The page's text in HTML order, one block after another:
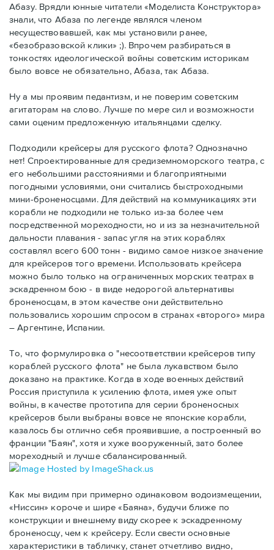
Абазу. Врядли юнные читатели «Моделиста Конструктора»
знали, что Абаза по легенде являлся членом
несуществовавшей, как мы установили ранее,
«безобразовской клики» ;). Впрочем разбираться в
тонкостях идеологической войны советским историкам
было вовсе не обязательно, Абаза, так Абаза.
Ну а мы проявим педантизм, и не поверим советским
агитаторам на слово. Лучше по мере сил и возможности
сами оценим предложенную итальянцами сделку.
Подходили крейсеры для русского флота? Однозначно
нет! Спроектированные для средиземноморского театра, с
его небольшими расстояниями и благоприятными
погодными условиями, они считались быстроходными
мини-броненосцами. Для действий на коммуникациях эти
корабли не подходили не только из-за более чем
посредственной мореходности, но и из за незначительной
дальности плавания - запас угля на этих кораблях
составлял всего 600 тонн - видимо самое низкое значение
для крейсеров того времени. Использовать крейсера
можно было только на ограниченных морских театрах в
эскадренном бою - в виде недорогой альтернативы
броненосцам, в этом качестве они действительно
пользовались хорошим спросом в странах «второго» мира
– Аргентине, Испании.
То, что формулировка о "несоответствии крейсеров типу
кораблей русского флота" не была лукавством было
доказано на практике. Когда в ходе военных действий
Россия приступила к усилению флота, имея уже опыт
войны, в качестве прототипа для серии броненосных
крейсеров были выбраны вовсе не японские корабли,
казалось бы отлично себя проявившие, а построенный во
франции "Баян", хотя и хуже вооруженный, зато более
мореходный и лучше сбалансированный.
Как мы видим при примерно одинаковом водоизмещении,
«Ниссин» короче и шире «Баяна», будучи ближе по
конструкции и внешнему виду скорее к эскадренному
броненосцу, чем к крейсеру. Если свести основные
характеристики в табличку, станет отчетливо видно,